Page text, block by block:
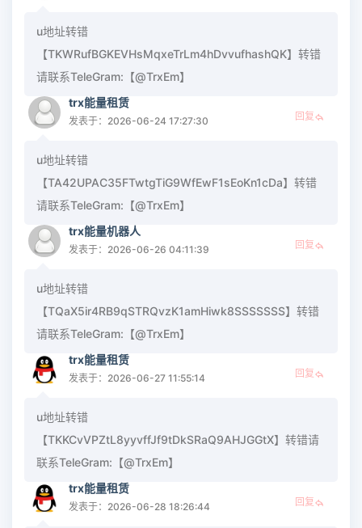
u地址转错
【TKWRufBGKEVHsMqxeTrLm4hDvvufhashQK】转错
请联系TeleGram:【@TrxEm】
trx能量租赁
发表于：2026-06-24 17:27:30 回复
u地址转错
【TA42UPAC35FTwtgTiG9WfEwF1sEoKn1cDa】转错
请联系TeleGram:【@TrxEm】
trx能量机器人
发表于：2026-06-26 04:11:39 回复
u地址转错
【TQaX5ir4RB9qSTRQvzK1amHiwk8SSSSSSS】转错
请联系TeleGram:【@TrxEm】
trx能量租赁
发表于：2026-06-27 11:55:14 回复
u地址转错
【TKKCvVPZtL8yyvffJf9tDkSRaQ9AHJGGtX】转错请
联系TeleGram:【@TrxEm】
trx能量租赁
发表于：2026-06-28 18:26:44 回复